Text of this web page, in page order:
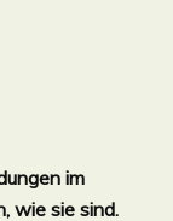
im
wie sie sind.